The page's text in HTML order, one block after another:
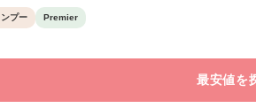
プー Premier
最安値を